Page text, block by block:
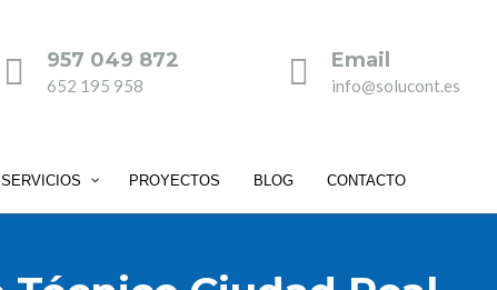
957 049 872
652 195 958
Email
info@solucont.es
SERVICIOS PROYECTOS BLOG CONTACTO